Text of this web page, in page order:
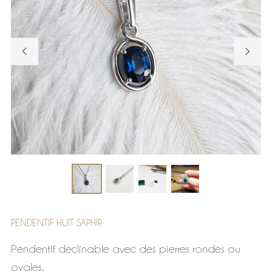
PENDENTIF HUIT SAPHIR
Pendentif déclinable avec des pierres rondes ou
ovales.